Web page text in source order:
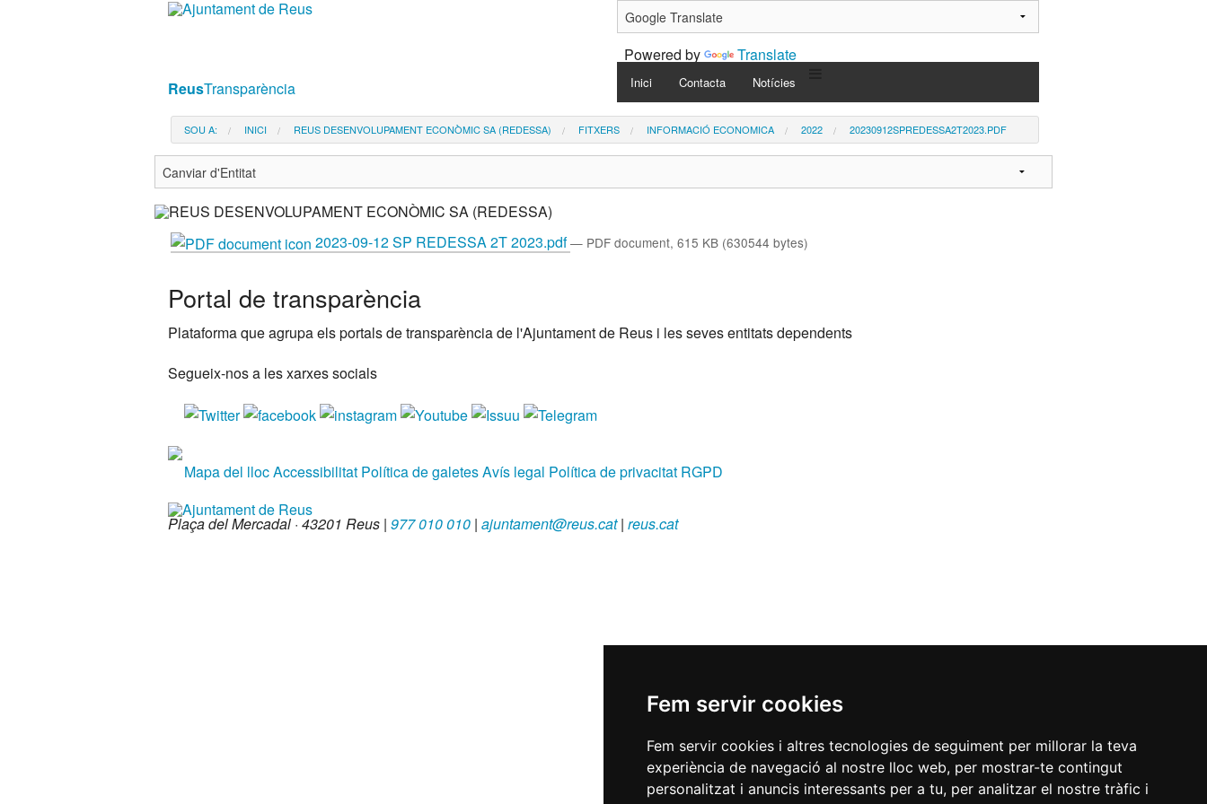
Fem servir cookies
Fem servir cookies i altres tecnologies de seguiment per millorar la teva
experiència de navegació al nostre lloc web, per mostrar-te contingut
personalitzat i anuncis interessants per a tu, per analitzar el nostre tràfic i
Powered by
Translate
ReusTransparència Navigation
Inici Contacta Notícies
SOU A: INICI REUS DESENVOLUPAMENT ECONÒMIC SA (REDESSA) FITXERS INFORMACIÓ ECONOMICA 2022 20230912SPREDESSA2T2023.PDF
2023-09-12 SP REDESSA 2T 2023.pdf— PDF document, 615 KB (630544 bytes)
Portal de transparència
Plataforma que agrupa els portals de transparència de l'Ajuntament de Reus i les seves entitats dependents
Segueix-nos a les xarxes socials
Mapa del llocAccessibilitat Política de galetesAvís legal Política de privacitat RGPD
Plaça del Mercadal · 43201 Reus | 977 010 010 | ajuntament@reus.cat| reus.cat